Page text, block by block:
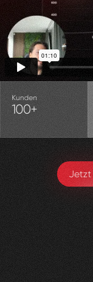
Kunden
100+
Jetzt